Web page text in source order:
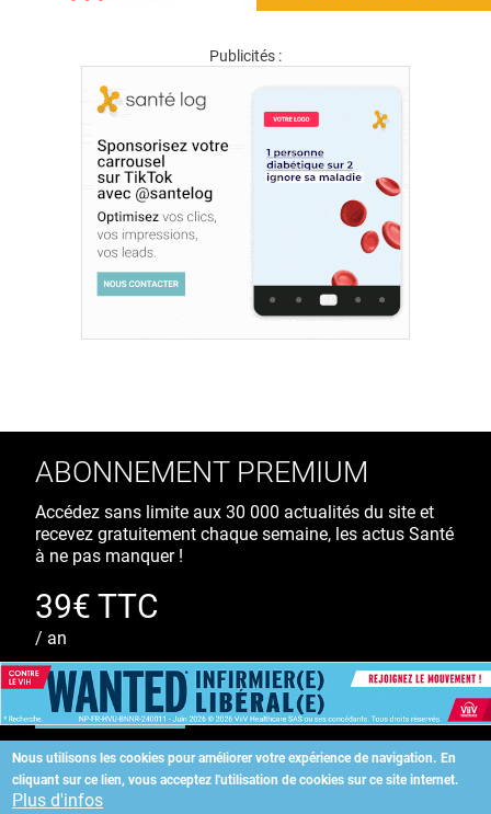
Publicités :
Nous utilisons les cookies pour améliorer votre expérience de navigation. En
cliquant sur ce lien, vous acceptez l'utilisation de cookies sur ce site internet.
Plus d'infos
ABONNEMENT PREMIUM
Accédez sans limite aux 30 000 actualités du site et
recevez gratuitement chaque semaine, les actus Santé
à ne pas manquer !
39€ TTC
/ an
S'ABONNER
Copyright